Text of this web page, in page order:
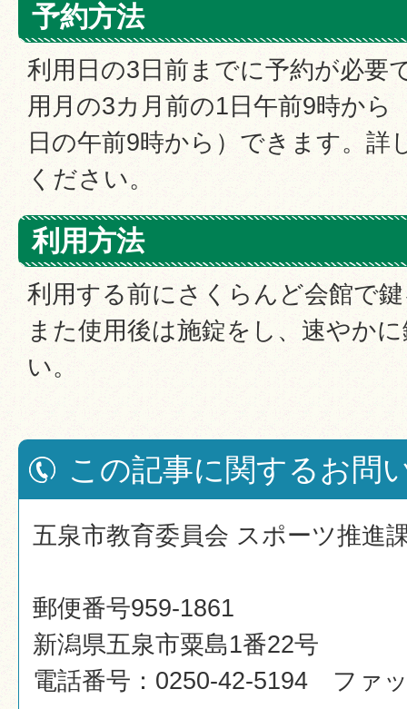
予約方法
利用日の3日前までに予約が必要
用月の3カ月前の1日午前9時から
日の午前9時から）できます。詳
ください。
利用方法
利用する前にさくらんど会館で
また使用後は施錠をし、速やか
い。
この記事に関するお問
五泉市教育委員会 スポーツ推進
郵便番号959-1861
新潟県五泉市粟島1番22号
電話番号：0250-42-5194 ファ